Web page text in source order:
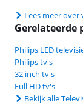
Lees meer over
Gerelateerde
Philips LED
Philips tv's
32 inch tv's
Full HD tv's
Bekijk alle